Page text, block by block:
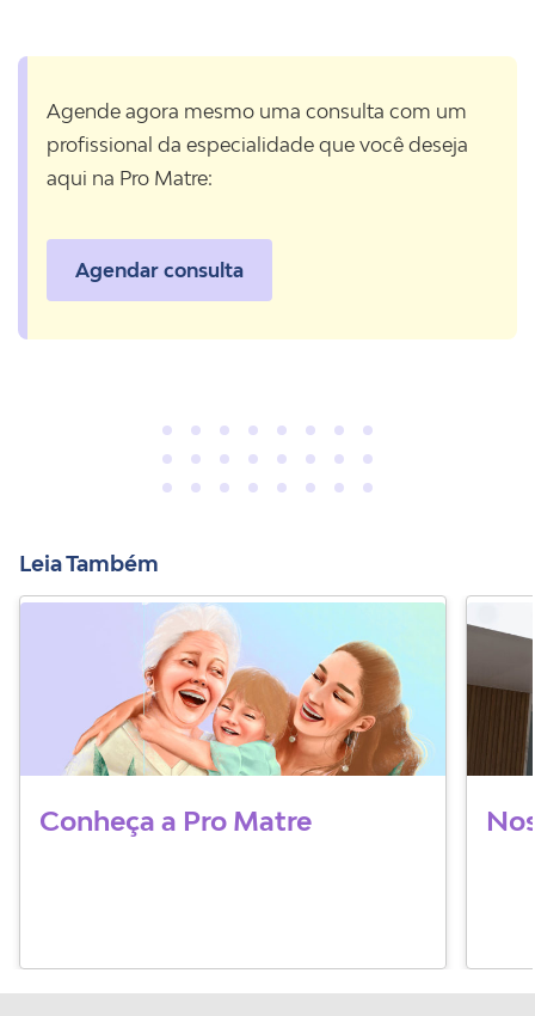
Agende agora mesmo uma consulta com um
profissional da especialidade que você deseja
aqui na Pro Matre:
Agendar consulta
Leia Também
Conheça a Pro Matre